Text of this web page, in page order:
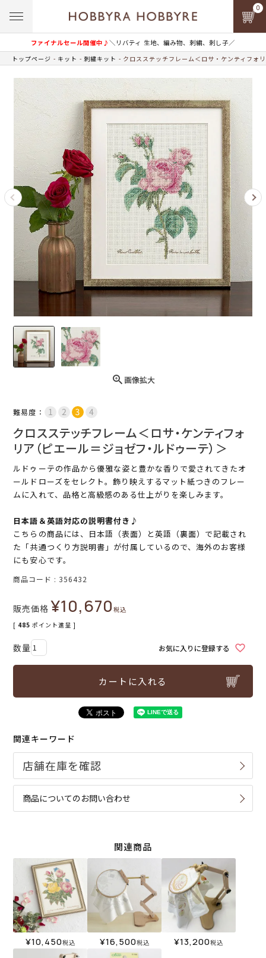
ファイナルセール開催中♪＼リバティ 生地、編み物、刺繍、刺し子／
0
トップページ キット 刺繍キット クロスステッチフレーム＜ロサ・ケンティフォ
画像拡大
難易度：
クロスステッチフレーム＜ロサ・ケンティフォ
リア（ピエール＝ジョゼフ・ルドゥーテ）＞
ルドゥーテの作品から優雅な姿と豊かな香りで愛されてきたオ
ールドローズをセレクト。飾り映えするマット紙つきのフレー
ムに入れて、品格と高級感のある仕上がりを楽しみます。
日本語＆英語対応の説明書付き♪
こちらの商品には、日本語（表面）と英語（裏面）で記載され
た「共通つくり方説明書」が付属しているので、海外のお客様
にも安心です。
商品コード 356432
販売価格 ¥10,670税込
[ 485 ポイント進呈 ]
お気に入りに登録する
カートに入れる
関連キーワード
商品についてのお問い合わせ
関連商品
¥10,450税込 ¥16,500税込 ¥13,200税込